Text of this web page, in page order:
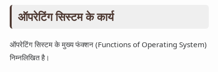
ऑपरेटिंग सिस्टम के कार्य
ऑपरेटिंग सिस्टम के मुख्य फंक्शन (Functions of Operating System)
निम्नलिखित है।